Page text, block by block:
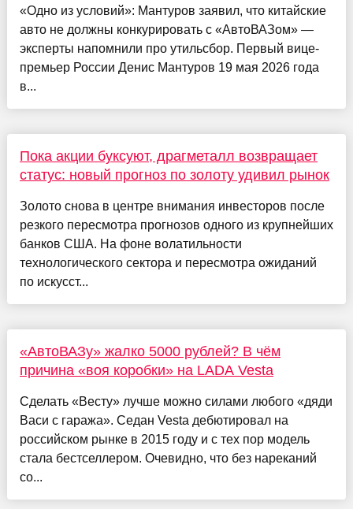
«Одно из условий»: Мантуров заявил, что китайские
авто не должны конкурировать с «АвтоВАЗом» —
эксперты напомнили про утильсбор. Первый вице-
премьер России Денис Мантуров 19 мая 2026 года
в...
Пока акции буксуют, драгметалл возвращает
статус: новый прогноз по золоту удивил рынок
Золото снова в центре внимания инвесторов после
резкого пересмотра прогнозов одного из крупнейших
банков США. На фоне волатильности
технологического сектора и пересмотра ожиданий
по искусст...
«АвтоВАЗу» жалко 5000 рублей? В чём
причина «воя коробки» на LADA Vesta
Сделать «Весту» лучше можно силами любого «дяди
Васи с гаража». Седан Vesta дебютировал на
российском рынке в 2015 году и с тех пор модель
стала бестселлером. Очевидно, что без нареканий
со...